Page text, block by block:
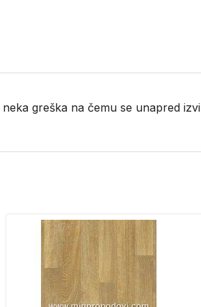
greška na čemu se unapred